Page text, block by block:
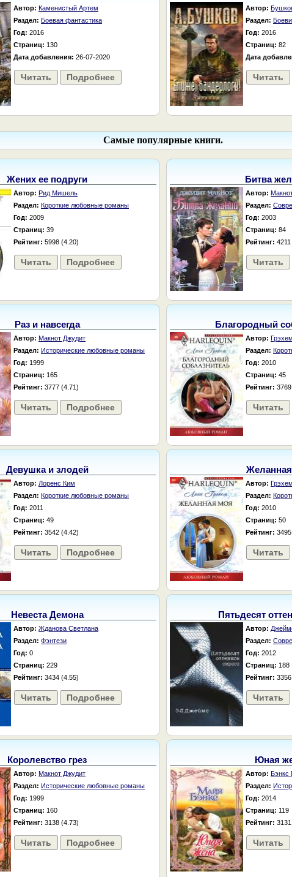
Автор: Каменистый Артем
Раздел: Боевая фантастика
Год: 2016
Страниц: 130
Дата добавления: 26-07-2020
Читать Подробнее
Автор:
Раздел:
Год: 2016
Страниц: 82
Дата
Читать
Самые популярные книги.
Жених ее подруги
Автор: Рид Мишель
Раздел: Короткие любовные романы
Год: 2009
Страниц: 39
Рейтинг: 5998 (4.20)
Читать Подробнее
Битва
Автор:
Раздел:
Год: 2003
Страниц: 84
Рейтинг:
Читать
Раз и навсегда
Автор: Макнот Джудит
Раздел: Исторические любовные романы
Год: 1999
Страниц: 165
Рейтинг: 3777 (4.71)
Читать Подробнее
Благородный
Автор:
Раздел:
Год: 2010
Страниц: 45
Рейтинг:
Читать
Девушка и злодей
Автор: Лоренс Ким
Раздел: Короткие любовные романы
Год: 2011
Страниц: 49
Рейтинг: 3542 (4.42)
Читать Подробнее
Автор:
Раздел:
Год: 2010
Страниц: 50
Рейтинг:
Читать
Невеста Демона
Автор: Жданова Светлана
Раздел: Фэнтези
Год: 0
Страниц: 229
Рейтинг: 3434 (4.55)
Читать Подробнее
Пятьдесят
Автор:
Раздел:
Год: 2012
Страниц: 188
Рейтинг:
Читать
Королевство грез
Автор: Макнот Джудит
Раздел: Исторические любовные романы
Год: 1999
Страниц: 160
Рейтинг: 3138 (4.73)
Читать Подробнее
Юная
Автор: Бэнкс
Раздел:
Год: 2014
Страниц: 119
Рейтинг:
Читать